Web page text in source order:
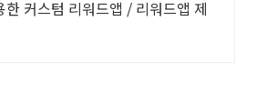
한 커스텀 리워드앱 / 리워드앱 제